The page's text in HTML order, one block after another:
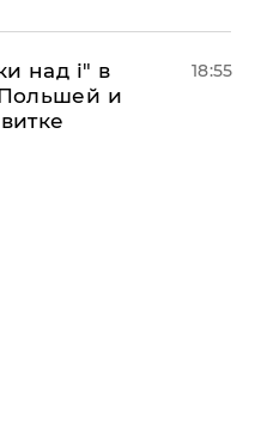
над і" в
и
18:55